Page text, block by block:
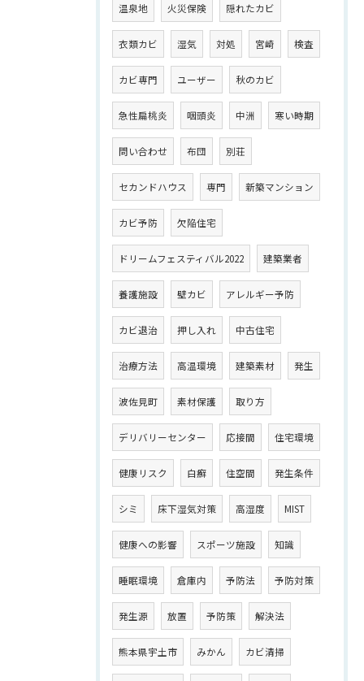
温泉地 火災保険 隠れたカビ
衣類カビ 湿気 対処 宮崎 検査
カビ専門 ユーザー 秋のカビ
急性扁桃炎 咽頭炎 中洲 寒い時期
問い合わせ 布団 別荘
セカンドハウス 専門 新築マンション
カビ予防 欠陥住宅
ドリームフェスティバル2022 建築業者
養護施設 壁カビ アレルギー予防
カビ退治 押し入れ 中古住宅
治療方法 高温環境 建築素材 発生
波佐見町 素材保護 取り方
デリバリーセンター 応接間 住宅環境
健康リスク 白癬 住空間 発生条件
シミ 床下湿気対策 高湿度 MIST
健康への影響 スポーツ施設 知識
睡眠環境 倉庫内 予防法 予防対策
発生源 放置 予防策 解決法
熊本県宇土市 みかん カビ清掃